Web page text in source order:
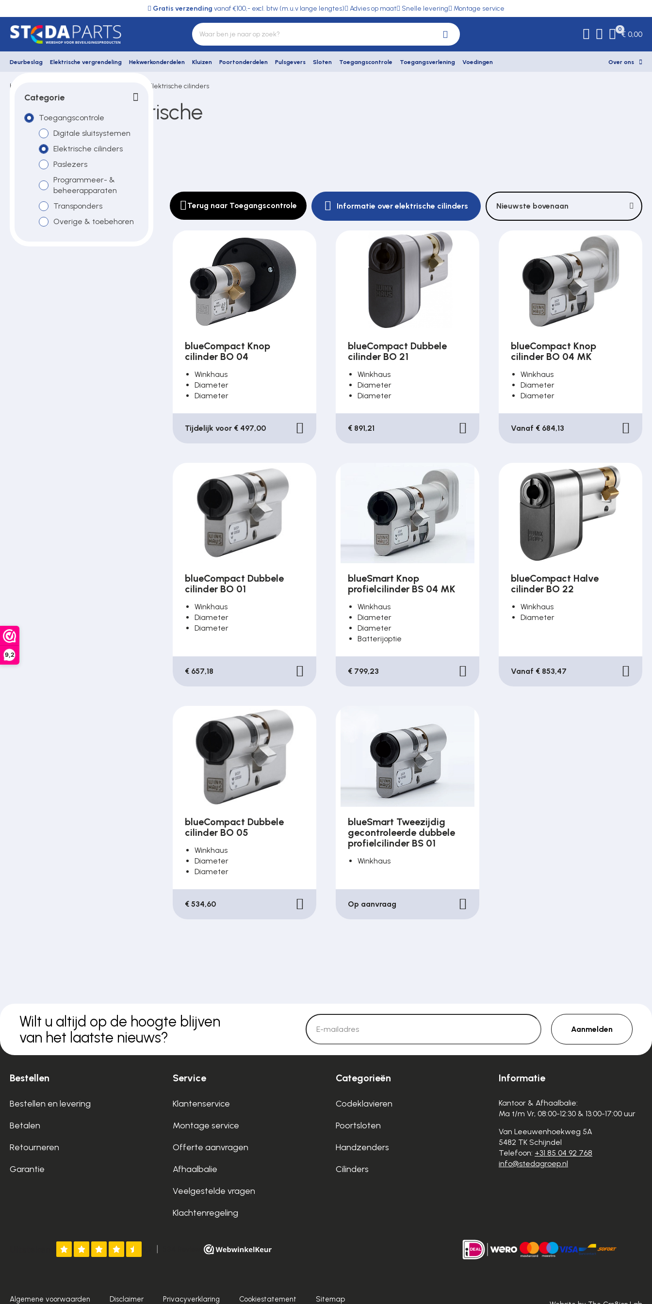
9,2
Gratis verzending vanaf €100,- excl. btw (m.u.v lange lengtes) Advies op maat Snelle levering Montage service
0
€ 0,00
Deurbeslag Elektrische vergrendeling Hekwerkonderdelen Kluizen Poortonderdelen Pulsgevers Sloten Toegangscontrole Toegangsverlening Voedingen Over ons
Elektrische vergrendeling
Hekwerkonderdelen
Home Elektrische cilinders
Winkhaus elektrische
cilinders
Terug naar Toegangscontrole Informatie over elektrische cilinders Nieuwste bovenaan
Categorie
Toegangscontrole
Digitale sluitsystemen
Elektrische cilinders
Paslezers
Programmeer- &
beheerapparaten
Transponders
Overige & toebehoren
blueCompact Knop
cilinder BO 04
Winkhaus
Diameter
Diameter
Tijdelijk voor € 497,00
blueCompact Dubbele
cilinder BO 21
Winkhaus
Diameter
Diameter
€ 891,21
blueCompact Knop
cilinder BO 04 MK
Winkhaus
Diameter
Diameter
Vanaf € 684,13
blueCompact Dubbele
cilinder BO 01
Winkhaus
Diameter
Diameter
€ 657,18
blueSmart Knop
profielcilinder BS 04 MK
Winkhaus
Diameter
Diameter
Batterijoptie
€ 799,23
blueCompact Halve
cilinder BO 22
Winkhaus
Diameter
Vanaf € 853,47
blueCompact Dubbele
cilinder BO 05
Winkhaus
Diameter
Diameter
€ 534,60
blueSmart Tweezijdig
gecontroleerde dubbele
profielcilinder BS 01
Winkhaus
Op aanvraag
Wilt u altijd op de hoogte blijven
van het laatste nieuws?
Aanmelden
Bestellen
Bestellen en levering
Betalen
Retourneren
Garantie
Service
Klantenservice
Montage service
Offerte aanvragen
Afhaalbalie
Veelgestelde vragen
Klachtenregeling
Categorieën
Codeklavieren
Poortsloten
Handzenders
Cilinders
Informatie
Kantoor & Afhaalbalie:
Ma t/m Vr, 08:00-12:30 & 13:00-17:00 uur
Van Leeuwenhoekweg 5A
5482 TK Schijndel
Telefoon: +31 85 04 92 768
info@stedagroep.nl
Algemene voorwaarden Disclaimer Privacyverklaring Cookiestatement Sitemap